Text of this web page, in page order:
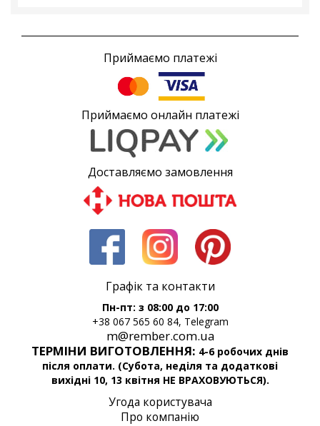
Приймаємо платежі
Приймаємо онлайн платежі
Доставляємо замовлення
Графік та контакти
Пн-пт: з 08:00 до 17:00
+38 067 565 60 84, Telegram
m@rember.com.ua
ТЕРМІНИ ВИГОТОВЛЕННЯ: 4-6 робочих днів
після оплати. (Субота, неділя та додаткові
вихідні 10, 13 квітня НЕ ВРАХОВУЮТЬСЯ).
Угода користувача
Про компанію